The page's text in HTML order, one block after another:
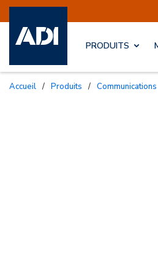
Information |
PRODUITS
Accueil / Produits / Communications